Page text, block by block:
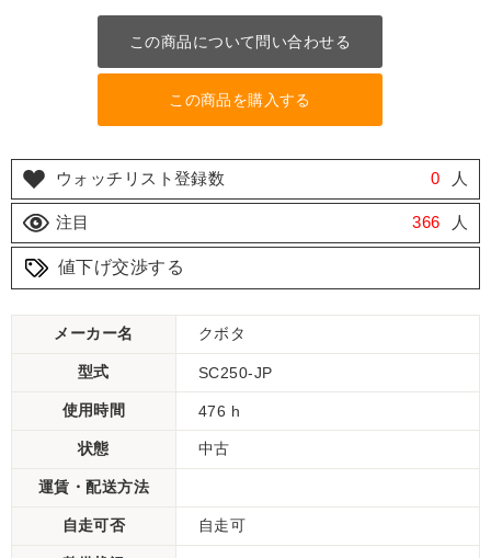
この商品について問い合わせる
この商品を購入する
ウォッチリスト登録数 0 人
注目 366 人
値下げ交渉する
メーカー名 クボタ
型式 SC250-JP
使用時間 476 h
状態 中古
運賃・配送方法
自走可否 自走可